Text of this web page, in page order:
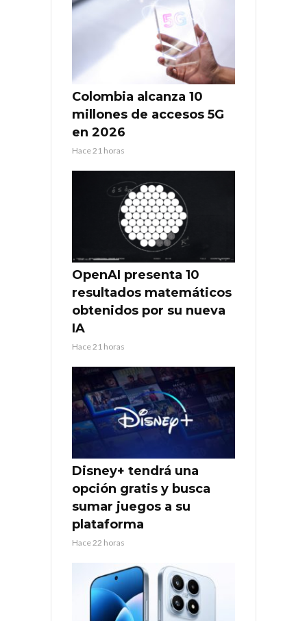
Colombia alcanza 10
millones de accesos 5G
en 2026
Hace 21 horas
OpenAI presenta 10
resultados matemáticos
obtenidos por su nueva
IA
Hace 21 horas
Disney+ tendrá una
opción gratis y busca
sumar juegos a su
plataforma
Hace 22 horas